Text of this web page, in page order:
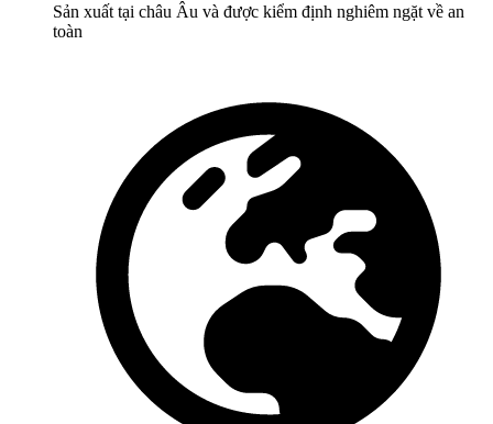
Sản xuất tại châu Âu và được kiểm định nghiêm ngặt về an
toàn